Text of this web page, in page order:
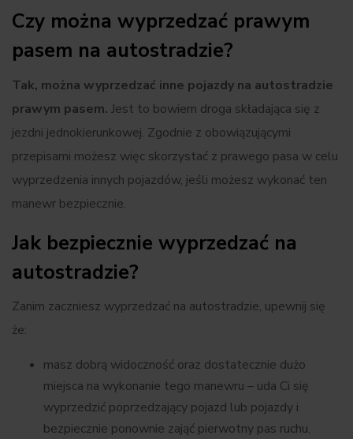
Czy można wyprzedzać prawym
pasem na autostradzie?
Tak, można wyprzedzać inne pojazdy na autostradzie
prawym pasem. Jest to bowiem droga składająca się z
jezdni jednokierunkowej. Zgodnie z obowiązującymi
przepisami możesz więc skorzystać z prawego pasa w celu
wyprzedzenia innych pojazdów, jeśli możesz wykonać ten
manewr bezpiecznie.
Jak bezpiecznie wyprzedzać na
autostradzie?
Zanim zaczniesz wyprzedzać na autostradzie, upewnij się
że:
masz dobrą widoczność oraz dostatecznie dużo
miejsca na wykonanie tego manewru – uda Ci się
wyprzedzić poprzedzający pojazd lub pojazdy i
bezpiecznie ponownie zająć pierwotny pas ruchu,